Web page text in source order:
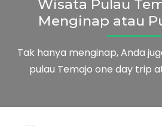
Wisata Pulau
Menginap atau
Tak hanya menginap, Anda
pulau Temajo one day trip